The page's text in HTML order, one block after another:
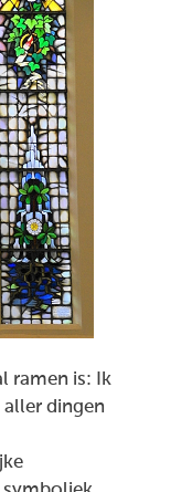
ramen is: Ik
dingen